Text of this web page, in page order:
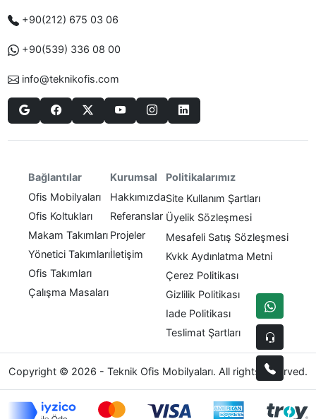
+90(212) 675 03 06
+90(539) 336 08 00
info@teknikofis.com
Bağlantılar
Ofis Mobilyaları
Ofis Koltukları
Makam Takımları
Yönetici Takımları
Ofis Takımları
Çalışma Masaları
Kurumsal
Hakkımızda
Referanslar
Projeler
İletişim
Politikalarımız
Site Kullanım Şartları
Üyelik Sözleşmesi
Mesafeli Satış Sözleşmesi
Kvkk Aydınlatma Metni
Çerez Politikası
Gizlilik Politikası
Iade Politikası
Teslimat Şartları
Copyright © 2026 - Teknik Ofis Mobilyaları. All rights reserved.